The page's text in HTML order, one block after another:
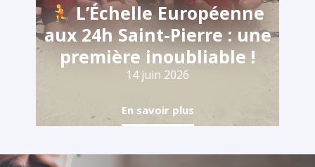
L’Échelle Européenne
aux 24h Saint-Pierre : une
première inoubliable !
14 juin 2026
En savoir plus